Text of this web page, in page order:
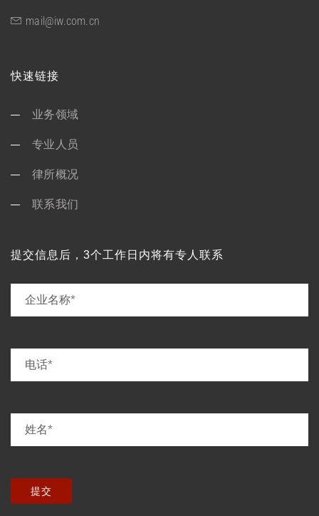
mail@iw.com.cn
快速链接
业务领域
专业人员
律所概况
联系我们
提交信息后，3个工作日内将有专人联系
提交